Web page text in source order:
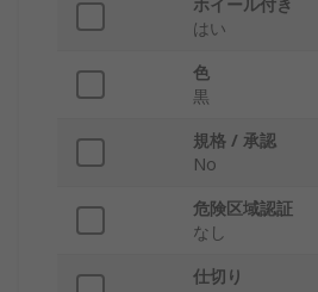
ホイール付き
はい
色
黒
規格 / 承認
No
危険区域認証
なし
仕切り